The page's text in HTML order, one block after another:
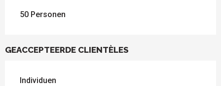
50 Personen
GEACCEPTEERDE CLIENTÈLES
Individuen